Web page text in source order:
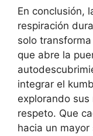
En conclusión,
respiración
solo
que abre la
integrar el
explorando
respeto. Que
hacia un